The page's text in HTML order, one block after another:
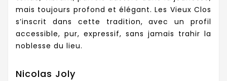
mais toujours profond et élégant. Les Vieux Clos
s’inscrit dans cette tradition, avec un profil
accessible, pur, expressif, sans jamais trahir la
noblesse du lieu.
Nicolas Joly